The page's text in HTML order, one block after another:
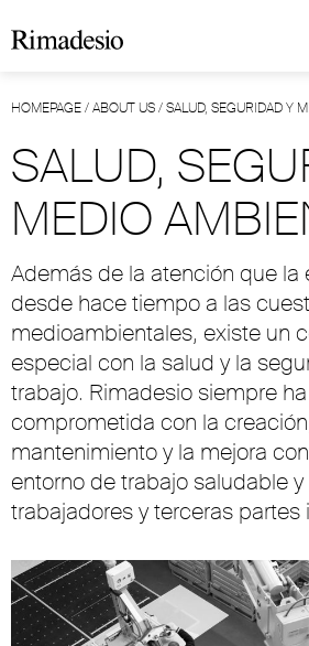
HOMEPAGE/ABOUT US/SALUD, SEGURIDAD Y
SALUD,
MEDIO
Además de la atención que la
desde hace tiempo a las
medioambientales, existe un
especial con la salud y la
trabajo. Rimadesio siempre
comprometida con la
mantenimiento y la mejora
entorno de trabajo saludable
trabajadores y terceras partes